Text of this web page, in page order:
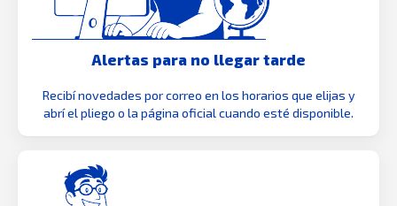
Alertas para no llegar tarde
Recibí novedades por correo en los horarios que elijas y
abrí el pliego o la página oficial cuando esté disponible.